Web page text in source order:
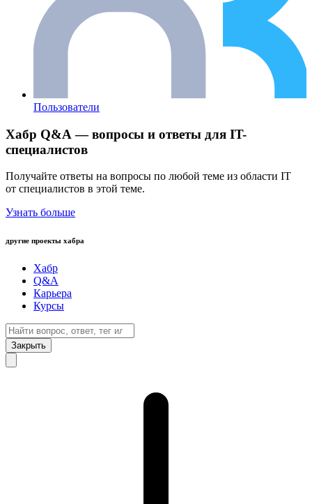
Пользователи
Хабр Q&A — вопросы и ответы для IT-
специалистов
Получайте ответы на вопросы по любой теме из области IT
от специалистов в этой теме.
Узнать больше
другие проекты хабра
Хабр
Q&A
Карьера
Курсы
Закрыть